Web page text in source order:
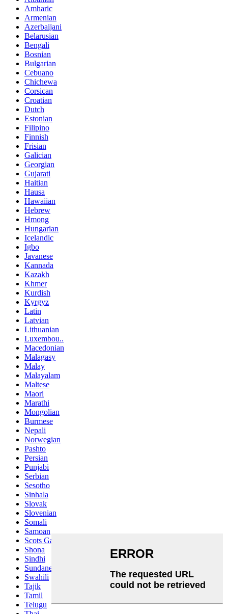
Amharic
Armenian
Azerbaijani
Belarusian
Bengali
Bosnian
Bulgarian
Cebuano
Chichewa
Corsican
Croatian
Dutch
Estonian
Filipino
Finnish
Frisian
Galician
Georgian
Gujarati
Haitian
Hausa
Hawaiian
Hebrew
Hmong
Hungarian
Icelandic
Igbo
Javanese
Kannada
Kazakh
Khmer
Kurdish
Kyrgyz
Latin
Latvian
Lithuanian
Luxembou..
Macedonian
Malagasy
Malay
Malayalam
Maltese
Maori
Marathi
Mongolian
Burmese
Nepali
Norwegian
Pashto
Persian
Punjabi
Serbian
Sesotho
Sinhala
Slovak
Slovenian
Somali
Samoan
Scots Gaelic
Shona
Sindhi
Sundanese
Swahili
Tajik
Tamil
Telugu